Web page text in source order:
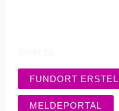
FUNDORT
MELDEPORTAL